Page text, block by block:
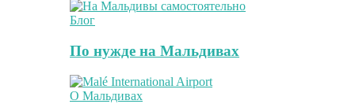
Блог
По нужде на Мальдивах
О Мальдивах